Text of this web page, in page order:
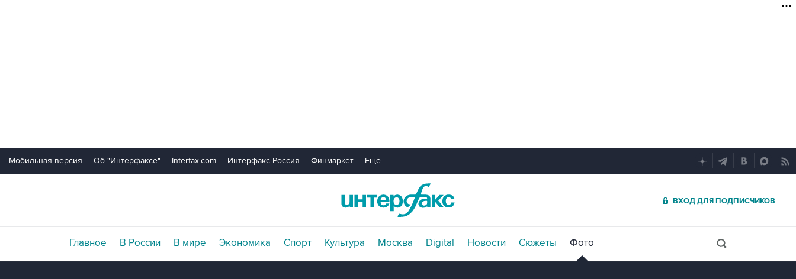
Мобильная версия Об "Интерфаксе" Interfax.com Интерфакс-Россия Финмаркет Еще...
ВХОД ДЛЯ ПОДПИСЧИКОВ
Главное В России В мире Экономика Спорт Культура Москва Digital Новости Сюжеты Фото